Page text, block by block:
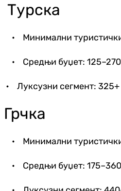
Турска
• Минимални
• Средњи буџет:
• Луксузни сегмент:
Грчка
• Минимални
• Средњи буџет: